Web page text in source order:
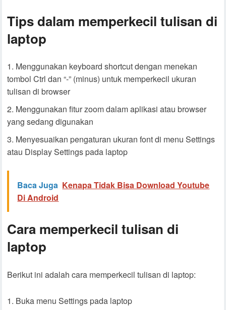
Tips dalam memperkecil tulisan di
laptop
Menggunakan keyboard shortcut dengan menekan
tombol Ctrl dan “-” (minus) untuk memperkecil ukuran
tulisan di browser
Menggunakan fitur zoom dalam aplikasi atau browser
yang sedang digunakan
Menyesuaikan pengaturan ukuran font di menu Settings
atau Display Settings pada laptop
Baca Juga Kenapa Tidak Bisa Download Youtube
Di Android
Cara memperkecil tulisan di
laptop
Berikut ini adalah cara memperkecil tulisan di laptop:
Buka menu Settings pada laptop